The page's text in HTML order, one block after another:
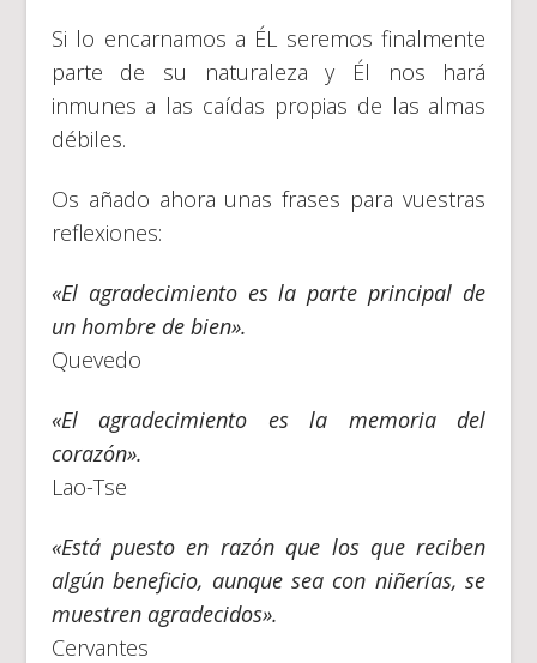
Si lo encarnamos a ÉL seremos finalmente
parte de su naturaleza y Él nos hará
inmunes a las caídas propias de las almas
débiles.
Os añado ahora unas frases para vuestras
reflexiones:
«El agradecimiento es la parte principal de
un hombre de bien».
Quevedo
«El agradecimiento es la memoria del
corazón».
Lao-Tse
«Está puesto en razón que los que reciben
algún beneficio, aunque sea con niñerías, se
muestren agradecidos».
Cervantes